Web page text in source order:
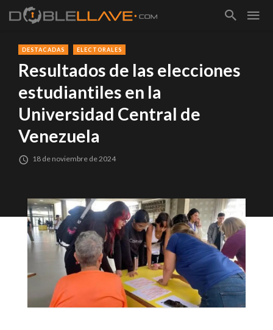
DESTACADAS ELECTORALES
Resultados de las elecciones
estudiantiles en la
Universidad Central de
Venezuela
18 de noviembre de 2024